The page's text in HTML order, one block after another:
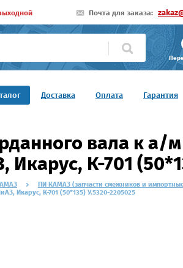
Почта для заказа:
Доставка Оплата Гарантия
вала к
К-701
ПИ КАМАЗ (запчасти смежников и
Икарус, К-701 (50*135) У.5320-2205025